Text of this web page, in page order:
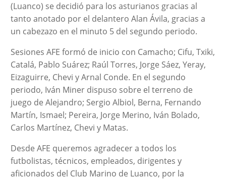
(Luanco) se decidió para los asturianos gracias al
tanto anotado por el delantero Alan Ávila, gracias a
un cabezazo en el minuto 5 del segundo periodo.
Sesiones AFE formó de inicio con Camacho; Cifu, Txiki,
Catalá, Pablo Suárez; Raúl Torres, Jorge Sáez, Yeray,
Eizaguirre, Chevi y Arnal Conde. En el segundo
periodo, Iván Miner dispuso sobre el terreno de
juego de Alejandro; Sergio Albiol, Berna, Fernando
Martín, Ismael; Pereira, Jorge Merino, Iván Bolado,
Carlos Martínez, Chevi y Matas.
Desde AFE queremos agradecer a todos los
futbolistas, técnicos, empleados, dirigentes y
aficionados del Club Marino de Luanco, por la